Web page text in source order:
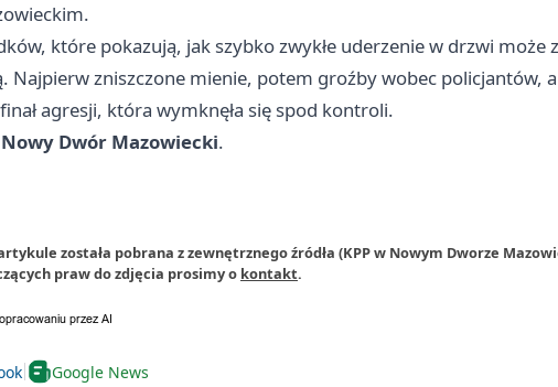
które pokazują, jak szybko zwykłe uderzenie w drzwi może
Najpierw zniszczone mienie, potem groźby wobec policjantów,
agresji, która wymknęła się spod kontroli.
Dwór Mazowiecki.
została pobrana z zewnętrznego źródła (KPP w Nowym Dworze
praw do zdjęcia prosimy o kontakt.
Google News